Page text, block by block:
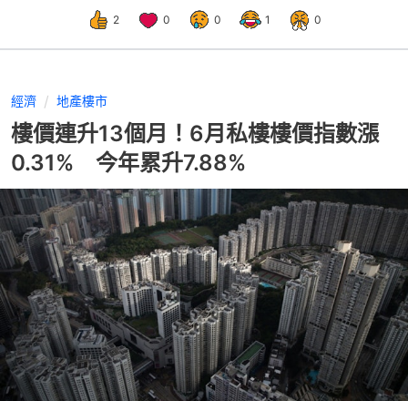
2 0 0 1 0
經濟 地產樓市
樓價連升13個月！6月私樓樓價指數漲
0.31% 今年累升7.88%